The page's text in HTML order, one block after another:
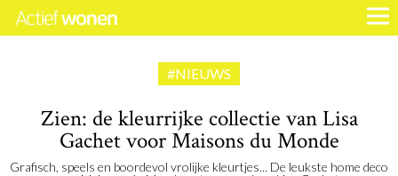
#NIEUWS
Zien: de kleurrijke collectie van Lisa
Gachet voor Maisons du Monde
Grafisch, speels en boordevol vrolijke kleurtjes... De leukste home deco